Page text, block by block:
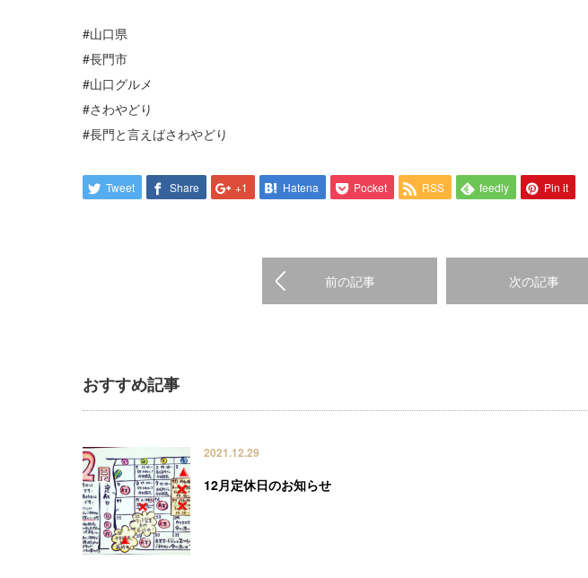
#山口県
#長門市
#山口グルメ
#さわやどり
#長門と言えばさわやどり
Tweet Share +1 Hatena Pocket RSS feedly Pin it
前の記事 次の記事
おすすめ記事
2021.12.29
12月定休日のお知らせ